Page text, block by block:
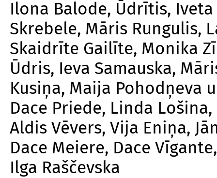
Ilona Balode, Ūdrītis,
Skrebele, Māris Rungulis,
Skaidrīte Gailīte, Monika
Ūdris, Ieva Samauska,
Kusiņa, Maija Pohodņeva
Dace Priede, Linda
Aldis Vēvers, Vija Eniņa,
Dace Meiere, Dace
Ilga Raščevska